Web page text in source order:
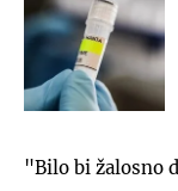
"Bilo bi žalosno